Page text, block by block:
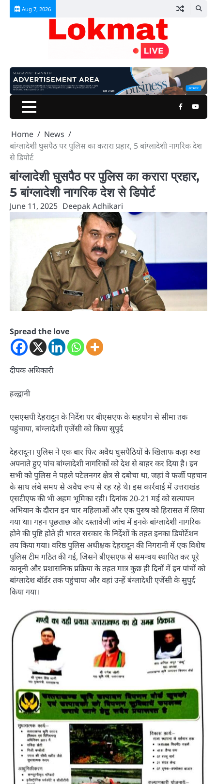
Skip
Aug 7, 2026
Facebook
Home
News
बांग्लादेशी घुसपैठ पर पुलिस का करारा प्रहार, 5 बांग्लादेशी नागरिक देश
से डिपोर्ट
बांग्लादेशी घुसपैठ पर पुलिस का करारा प्रहार,
5 बांग्लादेशी नागरिक देश से डिपोर्ट
June 11, 2025 Deepak Adhikari
Spread the love
दीपक अधिकारी
हल्द्वानी
एसएसपी देहरादून के निर्देश पर बीएसएफ के सहयोग से सीमा तक
पहुंचाया, बांग्लादेशी एजेंसी को किया सुपुर्द
देहरादून। पुलिस ने एक बार फिर अवैध घुसपैठियों के खिलाफ कड़ा रुख
अपनाते हुए पांच बांग्लादेशी नागरिकों को देश से बाहर कर दिया है। इन
सभी को पुलिस ने पहले पटेलनगर क्षेत्र से दबोचा था, जहां वे फर्जी पहचान
के साथ लंबे समय से अवैध रूप से रह रहे थे। इस कार्रवाई में उत्तराखंड
एसटीएफ की भी अहम भूमिका रही। दिनांक 20-21 मई को सत्यापन
अभियान के दौरान इन चार महिलाओं और एक पुरुष को हिरासत में लिया
गया था। गहन पूछताछ और दस्तावेजी जांच में इनके बांग्लादेशी नागरिक
होने की पुष्टि होते ही भारत सरकार के निर्देशों के तहत इनका डिपोर्टेशन
तय किया गया। वरिष्ठ पुलिस अधीक्षक देहरादून की निगरानी में एक विशेष
पुलिस टीम गठित की गई, जिसने बीएसएफ से समन्वय स्थापित कर पूरे
कानूनी और प्रशासनिक प्रक्रिया के तहत मात्र कुछ ही दिनों में इन पांचों को
बांग्लादेश बॉर्डर तक पहुंचाया और वहां उन्हें बंग्लादेशी एजेंसी के सुपुर्द
किया गया।